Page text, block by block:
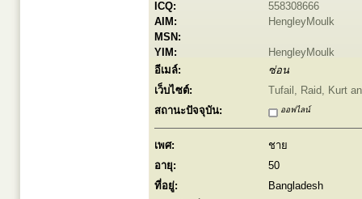
ICQ:
558308666
AIM:
HengleyMoulk
MSN:
YIM:
HengleyMoulk
อีเมล์:
ซ่อน
เว็บไซต์:
Tufail, Raid, Kurt
สถานะปัจจุบัน:
ออฟไลน์
เพศ:
ชาย
อายุ:
50
ที่อยู่:
Bangladesh